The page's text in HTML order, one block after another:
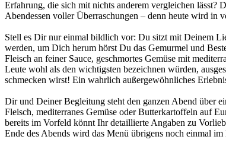
Erfahrung, die sich mit nichts anderem vergleichen lässt?
Abendessen voller Überraschungen – denn heute wird in
Stell es Dir nur einmal bildlich vor: Du sitzt mit Deinem
werden, um Dich herum hörst Du das Gemurmel und
Fleisch an feiner Sauce, geschmortes Gemüse mit
Leute wohl als den wichtigsten bezeichnen würden,
schmecken wirst! Ein wahrlich außergewöhnliches
Dir und Deiner Begleitung steht den ganzen Abend über
Fleisch, mediterranes Gemüse oder Butterkartoffeln auf
bereits im Vorfeld könnt Ihr detaillierte Angaben zu
Ende des Abends wird das Menü übrigens noch einmal